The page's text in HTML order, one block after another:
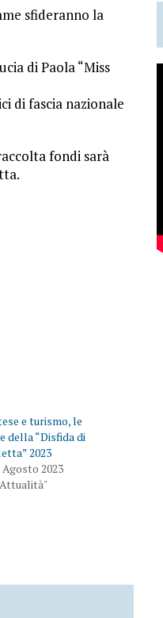
sfideranno la
di Paola “Miss
di fascia nazionale
fondi sarà
e turismo, le
della “Disfida di
2023
Agosto 2023